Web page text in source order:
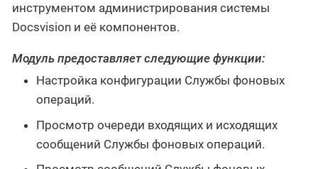
инструментом администрирования системы
Docsvision и её компонентов.
Модуль предоставляет следующие функции:
Настройка конфигурации Службы фоновых
операций.
Просмотр очереди входящих и исходящих
сообщений Службы фоновых операций.